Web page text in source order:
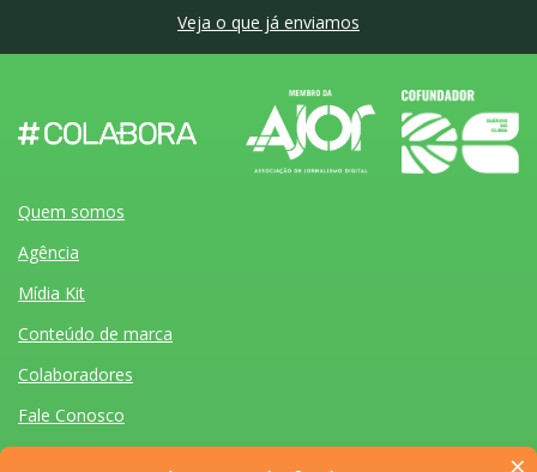
Veja o que já enviamos
Quem somos
Agência
Mídia Kit
Conteúdo de marca
Colaboradores
Fale Conosco